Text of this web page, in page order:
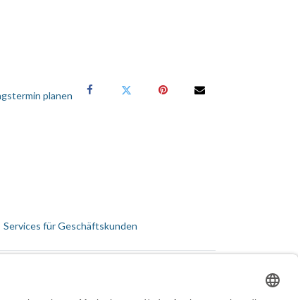
planen
Services für Geschäftskunden